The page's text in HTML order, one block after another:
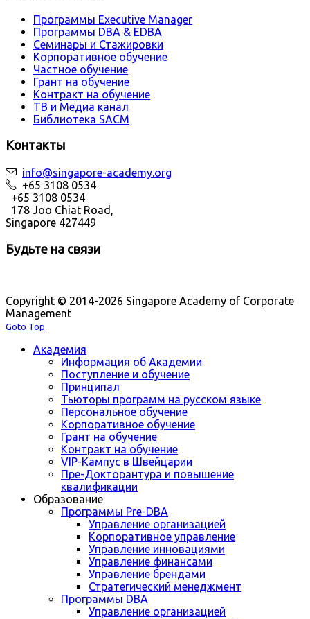
Программы Executive Manager
Программы DBA & EDBA
Семинары и Стажировки
Корпоративное обучение
Частное обучение
Грант на обучение
Контракт на обучение
ТВ и Медиа канал
Библиотека SACM
Контакты
info@singapore-academy.org
+65 3108 0534
+65 3108 0534
178 Joo Chiat Road,
Singapore 427449
Будьте на связи
Copyright © 2014-2026 Singapore Academy of Corporate
Management
Goto Top
Академия
Информация об Академии
Поступление и обучение
Принципал
Тьюторы программ на русском языке
Персональное обучение
Корпоративное обучение
Грант на обучение
Контракт на обучение
VIP-Кампус в Швейцарии
Пре-Докторантура и повышение
квалификации
Образование
Программы Pre-DBA
Управление организацией
Корпоративное управление
Управление инновациями
Управление финансами
Управление брендами
Стратегический менеджмент
Программы DBA
Управление организацией